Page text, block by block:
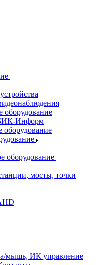
оборудование
Информ
оборудование
оборудование
мосты, точки
мышь, ИК управление